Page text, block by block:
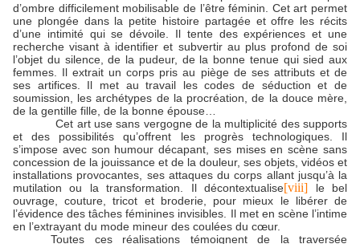
d’ombre difficilement mobilisable de l’être féminin. Cet art permet
une plongée dans la petite histoire partagée et offre les récits
d’une intimité qui se dévoile. Il tente des expériences et une
recherche visant à identifier et subvertir au plus profond de soi
l’objet du silence, de la pudeur, de la bonne tenue qui sied aux
femmes. Il extrait un corps pris au piège de ses attributs et de
ses artifices. Il met au travail les codes de séduction et de
soumission, les archétypes de la procréation, de la douce mère,
de la gentille fille, de la bonne épouse…
Cet art use sans vergogne de la multiplicité des supports
et des possibilités qu’offrent les progrès technologiques. Il
s’impose avec son humour décapant, ses mises en scène sans
concession de la jouissance et de la douleur, ses objets, vidéos et
installations provocantes, ses attaques du corps allant jusqu’à la
mutilation ou la transformation. Il décontextualise[viii] le bel
ouvrage, couture, tricot et broderie, pour mieux le libérer de
l’évidence des tâches féminines invisibles. Il met en scène l’intime
en l’extrayant du mode mineur des coulées du cœur.
Toutes ces réalisations témoignent de la traversée